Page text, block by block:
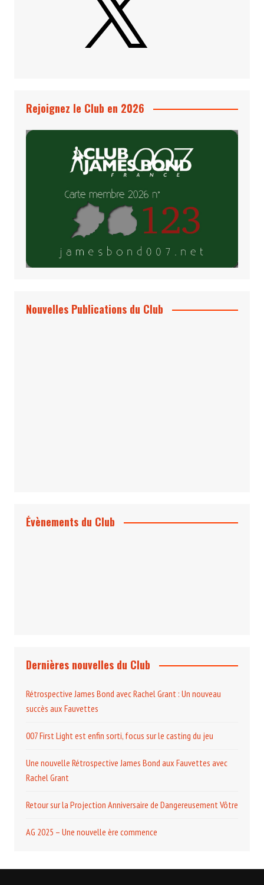
Rejoignez le Club en 2026
Nouvelles Publications du Club
Évènements du Club
Dernières nouvelles du Club
Rétrospective James Bond avec Rachel Grant : Un nouveau
succès aux Fauvettes
007 First Light est enfin sorti, focus sur le casting du jeu
Une nouvelle Rétrospective James Bond aux Fauvettes avec
Rachel Grant
Retour sur la Projection Anniversaire de Dangereusement Vôtre
AG 2025 – Une nouvelle ère commence